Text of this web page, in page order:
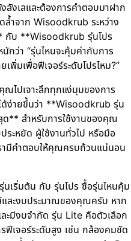
งเลและต้องการคำตอบมาฝาก
ำจาก Wisoodkrub ระหว่าง
บ **Wisoodkrub รุ่นโปร
กว่า “รุ่นไหนจะคุ้มค่ากับการ
พิ่มเพื่อฟีเจอร์ระดับโปรไหม?”
ไปเจาะลึกทุกแง่มุมของการ
ด้ง่ายขึ้นว่า **Wisoodkrub รุ่น
ด** สำหรับการใช้งานของคุณ
ระหยัด ผู้ใช้งานทั่วไป หรือมือ
ามีคำตอบให้คุณครบถ้วนแน่นอน
เริ่มต้น กับ รุ่นโปร ซื้อรุ่นไหนคุ้ม
ละงบประมาณของคุณครับ หาก
ะมีงบจำกัด รุ่น Lite คือตัวเลือก
เจอร์ระดับสูง เช่น กล้องคมชัด